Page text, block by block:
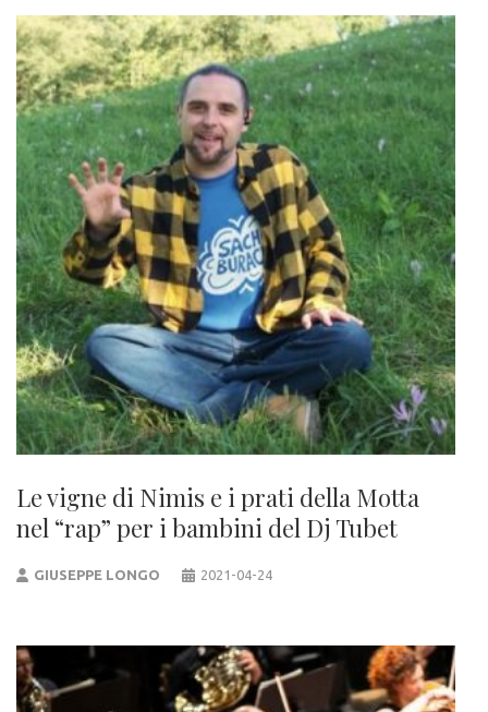
Le vigne di Nimis e i prati della Motta
nel “rap” per i bambini del Dj Tubet
GIUSEPPE LONGO 2021-04-24